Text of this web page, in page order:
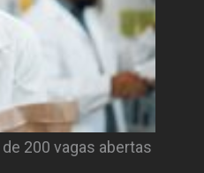
200 vagas abertas